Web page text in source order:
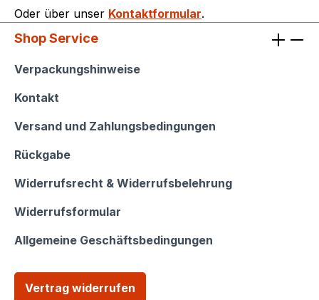
Oder über unser Kontaktformular.
Shop Service
Shop Service
Verpackungshinweise
Kontakt
Versand und Zahlungsbedingungen
Rückgabe
Widerrufsrecht & Widerrufsbelehrung
Widerrufsformular
Allgemeine Geschäftsbedingungen
Vertrag widerrufen